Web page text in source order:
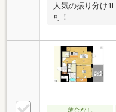
人気の振り分け
可！
敷金なし